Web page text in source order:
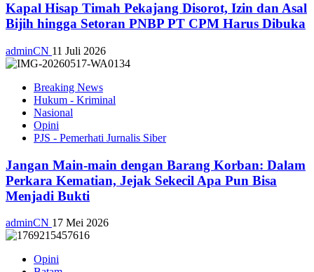
Kapal Hisap Timah Pekajang Disorot, Izin dan Asal
Bijih hingga Setoran PNBP PT CPM Harus Dibuka
adminCN 11 Juli 2026
Breaking News
Hukum - Kriminal
Nasional
Opini
PJS - Pemerhati Jurnalis Siber
Jangan Main-main dengan Barang Korban: Dalam
Perkara Kematian, Jejak Sekecil Apa Pun Bisa
Menjadi Bukti
adminCN 17 Mei 2026
Opini